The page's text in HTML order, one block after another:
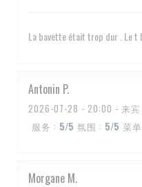
La bavette était trop dur . Le t
Antonin P
2026-07-28 - 20:00 - 来宾
服务 : 5/5 氛围 : 5/5 菜单
Morgane M